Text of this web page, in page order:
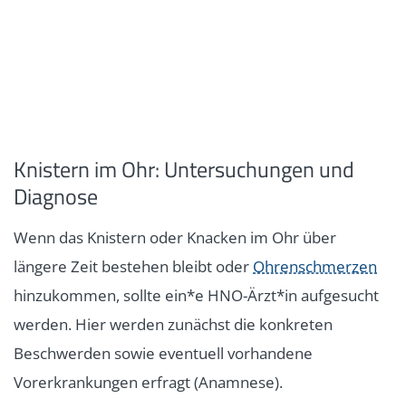
Knistern im Ohr: Untersuchungen und
Diagnose
Wenn das Knistern oder Knacken im Ohr über
längere Zeit bestehen bleibt oder Ohrenschmerzen
hinzukommen, sollte ein*e HNO-Ärzt*in aufgesucht
werden. Hier werden zunächst die konkreten
Beschwerden sowie eventuell vorhandene
Vorerkrankungen erfragt (Anamnese).